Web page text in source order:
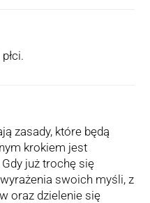
zasady, które będą
krokiem jest
już trochę się
swoich myśli, z
oraz dzielenie się